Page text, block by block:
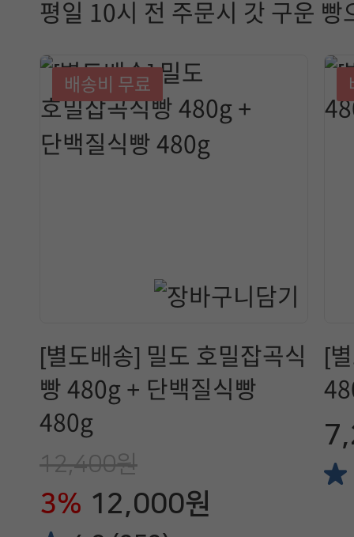
평일 10시 전 주문시 갓 구운 빵
배송비 무료
[별도배송] 밀도 호밀잡곡식
빵 480g + 단백질식빵
480g
12,400원
3% 12,000원
[